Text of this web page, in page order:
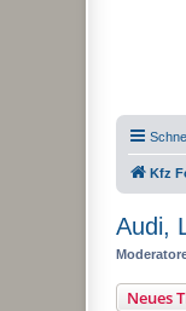
Kfz
Audi,
Neues